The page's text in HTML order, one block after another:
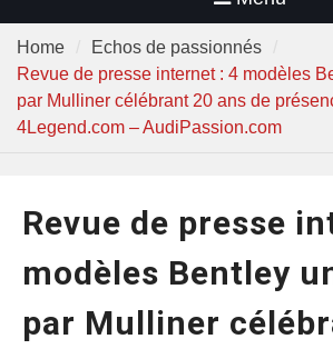
Home
Echos de passionnés
Revue de presse internet : 4 modèles
par Mulliner célébrant 20 ans de
4Legend.com – AudiPassion.com
Revue de presse
modèles Bentley
par Mulliner